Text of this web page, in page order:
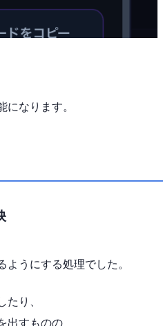
なります。
うにする処理でした。
り、
出すものの